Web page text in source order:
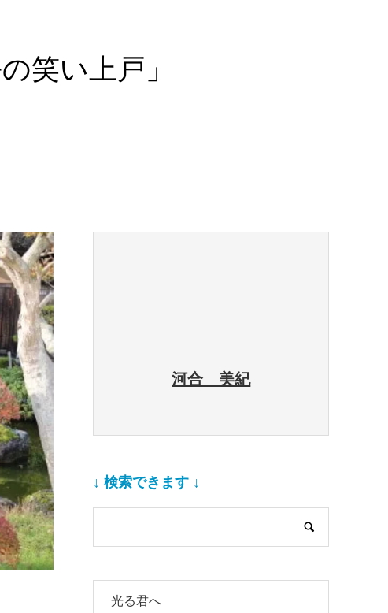
い上戸」
河合 美紀
↓ 検索できます ↓
光る君へ